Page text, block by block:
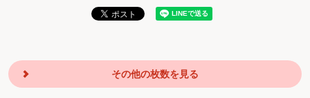
その他の枚数を見る